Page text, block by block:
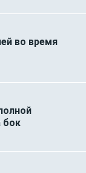
во время
бок